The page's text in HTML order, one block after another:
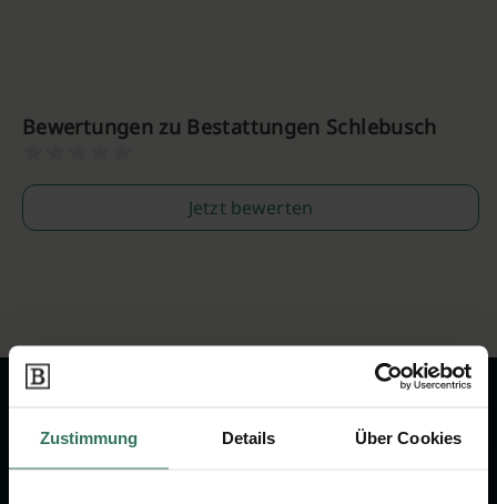
Zustimmung Details Über Cookies
Bewertungen zu Bestattungen Schlebusch
Jetzt bewerten
Wir sind Ihr Ansprechpartner rund